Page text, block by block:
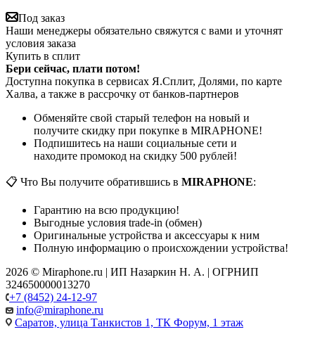
Под заказ
Наши менеджеры обязательно свяжутся с вами и уточнят
условия заказа
Купить в сплит
Бери сейчас, плати потом!
Доступна покупка в сервисах Я.Сплит, Долями, по карте
Халва, а также в рассрочку от банков-партнеров
Обменяйте свой старый телефон на новый и
получите скидку при покупке в MIRAPHONE!
Подпишитесь на наши социальные сети и
находите промокод на скидку 500 рублей!
📋 Что Вы получите обратившись в MIRAPHONE:
Гарантию на всю продукцию!
Выгодные условия trade-in (обмен)
Оригинальные устройства и аксессуары к ним
Полную информацию о происхождении устройства!
2026 © Miraphone.ru | ИП Назаркин Н. А. | ОГРНИП
324650000013270
+7 (8452) 24-12-97
info@miraphone.ru
Саратов, улица Танкистов 1, ТК Форум, 1 этаж